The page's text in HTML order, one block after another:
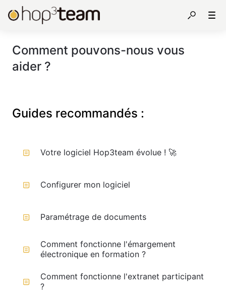
Comment pouvons-nous vous
aider ?
Votre logiciel Hop3team évolue ! 🚀
Configurer mon logiciel
Paramétrage de documents
Comment fonctionne l'émargement
électronique en formation ?
Comment fonctionne l'extranet participant
?